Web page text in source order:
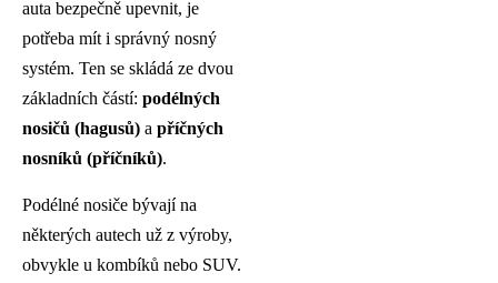
auta bezpečně upevnit, je
potřeba mít i správný nosný
systém. Ten se skládá ze dvou
základních částí: podélných
nosičů (hagusů) a příčných
nosníků (příčníků).
Podélné nosiče bývají na
některých autech už z výroby,
obvykle u kombíků nebo SUV.